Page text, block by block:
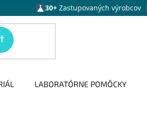
30+ Zastupovaných výrobcov
LABORATÓRNE POMÔCKY